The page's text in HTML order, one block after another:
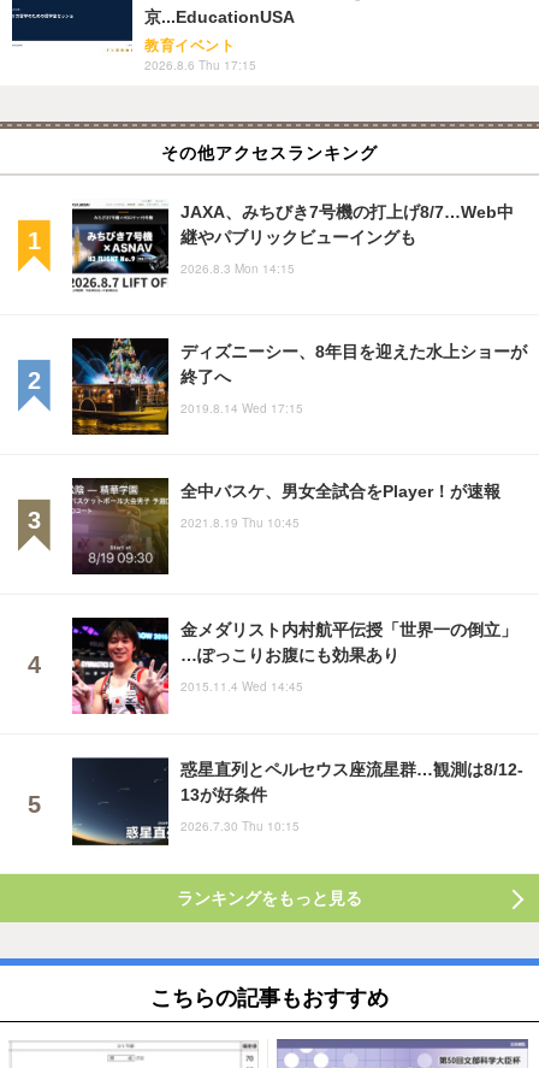
京...EducationUSA
教育イベント
2026.8.6 Thu 17:15
その他アクセスランキング
JAXA、みちびき7号機の打上げ8/7…Web中
継やパブリックビューイングも
2026.8.3 Mon 14:15
ディズニーシー、8年目を迎えた水上ショーが
終了へ
2019.8.14 Wed 17:15
全中バスケ、男女全試合をPlayer！が速報
2021.8.19 Thu 10:45
金メダリスト内村航平伝授「世界一の倒立」
…ぽっこりお腹にも効果あり
2015.11.4 Wed 14:45
惑星直列とペルセウス座流星群…観測は8/12-
13が好条件
2026.7.30 Thu 10:15
ランキングをもっと見る
こちらの記事もおすすめ